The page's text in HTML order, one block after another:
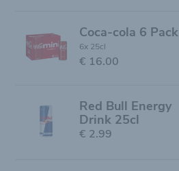
Coca-cola 6 Pack
6x 25cl
€ 16.00
Red Bull Energy
Drink 25cl
€ 2.99